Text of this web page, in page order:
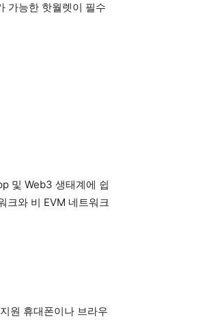
가능한 핫월렛이 필수
및 Web3 생태계에 쉽
크와 비 EVM 네트워크
원 휴대폰이나 브라우